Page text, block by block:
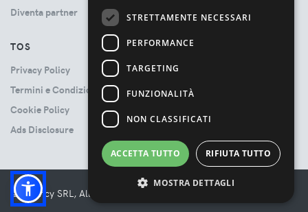
Diventa partner
TOS
Privacy Policy
Termini e Condizioni
Cookie Policy
Ads Disclosure
© Booncy SRL, All rights reserved. - VAT 06534300485
STRETTAMENTE NECESSARI
PERFORMANCE
TARGETING
FUNZIONALITÀ
NON CLASSIFICATI
ACCETTA TUTTO RIFIUTA TUTTO
MOSTRA DETTAGLI